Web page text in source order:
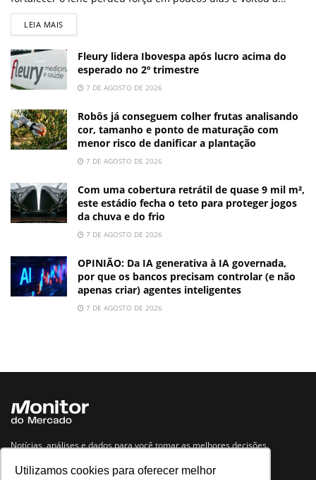
Utilizamos cookies para oferecer melhor
LEIA MAIS
Fleury lidera Ibovespa após lucro acima do
esperado no 2º trimestre
7 DE AGOSTO DE 2026
Robôs já conseguem colher frutas analisando
cor, tamanho e ponto de maturação com
menor risco de danificar a plantação
7 DE AGOSTO DE 2026
Com uma cobertura retrátil de quase 9 mil m²,
este estádio fecha o teto para proteger jogos
da chuva e do frio
7 DE AGOSTO DE 2026
OPINIÃO: Da IA generativa à IA governada,
por que os bancos precisam controlar (e não
apenas criar) agentes inteligentes
7 DE AGOSTO DE 2026
Notícias, análises e dados para você tomar as melhores decisões.
Navegue no site